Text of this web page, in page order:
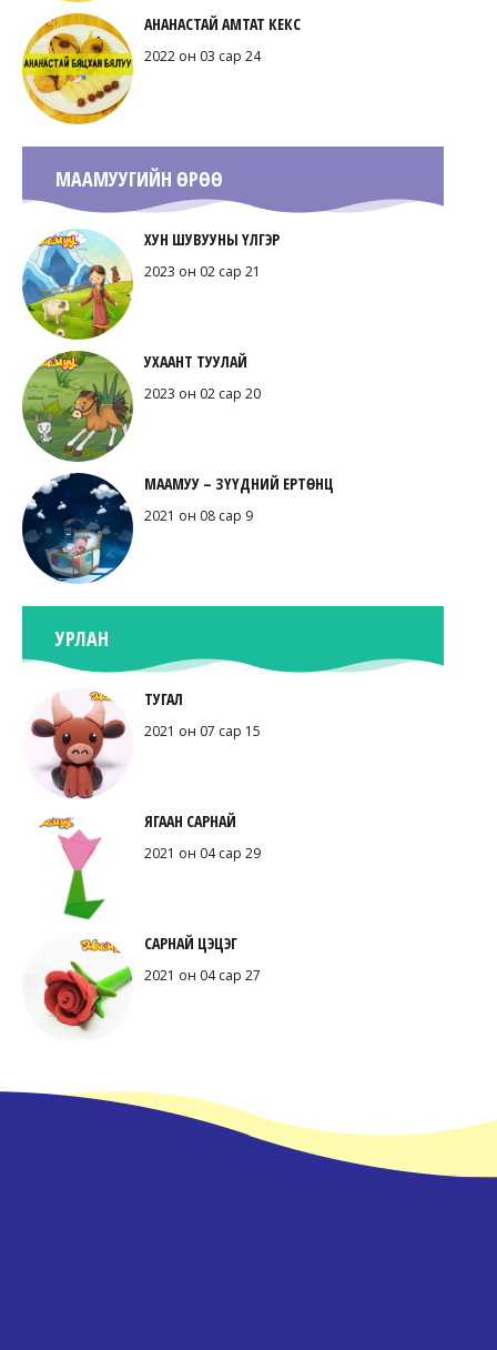
АНАНАСТАЙ АМТАТ КЕКС
2022 он 03 сар 24
МААМУУГИЙН ӨРӨӨ
ХУН ШУВУУНЫ ҮЛГЭР
2023 он 02 сар 21
УХААНТ ТУУЛАЙ
2023 он 02 сар 20
МААМУУ – ЗҮҮДНИЙ ЕРТӨНЦ
2021 он 08 сар 9
УРЛАН
ТУГАЛ
2021 он 07 сар 15
ЯГААН САРНАЙ
2021 он 04 сар 29
САРНАЙ ЦЭЦЭГ
2021 он 04 сар 27